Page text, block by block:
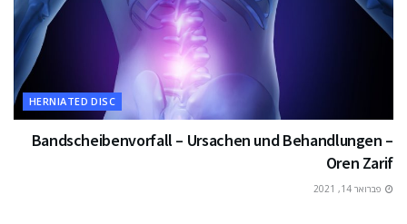
HERNIATED DISC
Bandscheibenvorfall – Ursachen und Behandlungen –
Oren Zarif
פברואר 14, 2021